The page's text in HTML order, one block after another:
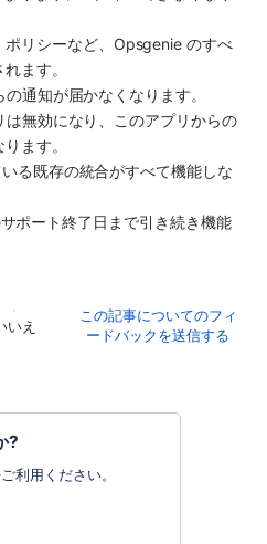
ポリシーなど、Opsgenie のすべ
ます。
通知が届かなくなります。
無効になり、このアプリからの
ます。
る既存の統合がすべて機能しな
ポート終了日まで引き続き機能
いえ
この記事についてのフィ
ードバックを送信する
?
利用ください。